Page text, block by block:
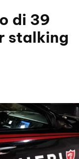
di 39
stalking